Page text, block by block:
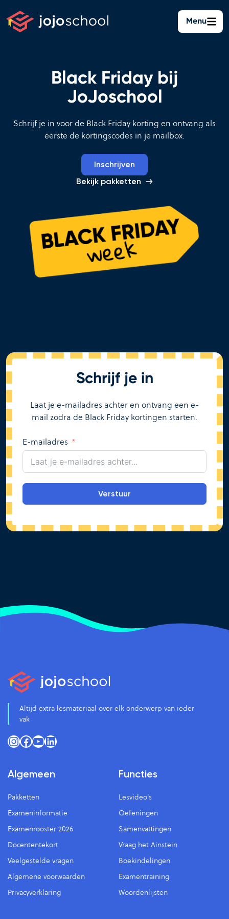
naar
Menu
Black Friday bij
JoJoschool
Schrijf je in voor de Black Friday korting en ontvang als
eerste de kortingscodes in je mailbox.
Inschrijven
Bekijk pakketten
Schrijf je in
Laat je e-mailadres achter en ontvang een e-
mail zodra de Black Friday kortingen starten.
E-mailadres
Verstuur
Altijd extra lesmateriaal over elk onderwerp van ieder
vak
Instagram
Facebook
YouTube
LinkedIn
Algemeen
Pakketten
Exameninformatie
Examenrooster 2026
Docententekort
Veelgestelde vragen
Algemene voorwaarden
Privacyverklaring
Functies
Lesvideo's
Oefeningen
Samenvattingen
Vraag het Ainstein
Boekindelingen
Examentraining
Woordenlijsten